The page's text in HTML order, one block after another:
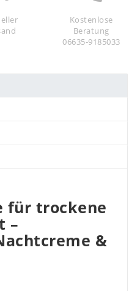
Kostenlose
Beratung
06635-9185033
für trockene
–
&